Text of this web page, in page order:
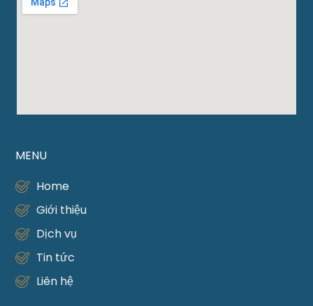
MENU
Home
Giới thiệu
Dịch vụ
Tin tức
Liên hệ